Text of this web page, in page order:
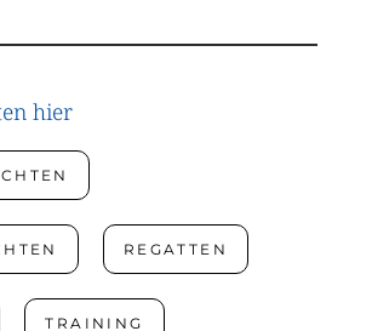
hier
REGATTEN
TRAINING